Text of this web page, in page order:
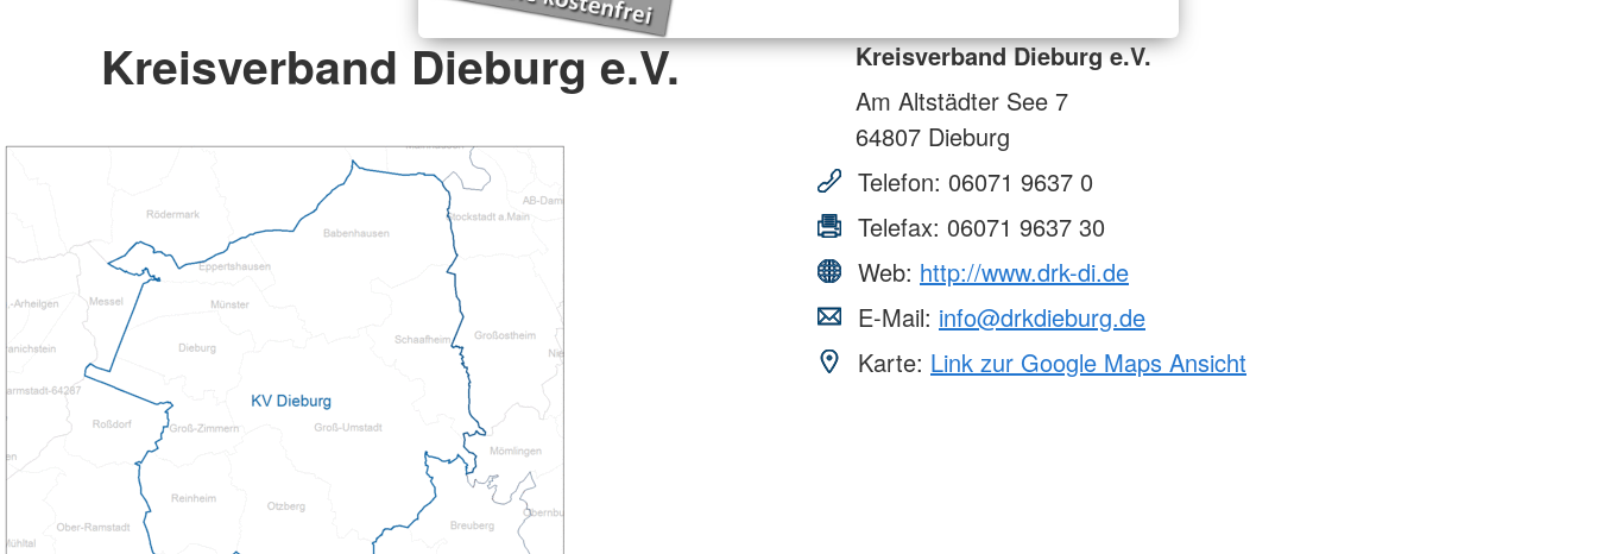
Kreisverband Dieburg e.V.
Kreisverband Dieburg e.V.
Am Altstädter See 7
64807 Dieburg
Telefon: 06071 9637 0
Telefax: 06071 9637 30
Web: http://www.drk-di.de
E-Mail: info@drkdieburg.de
Karte: Link zur Google Maps Ansicht